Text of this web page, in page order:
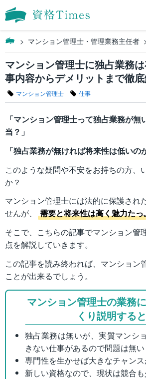
マンション管理士・管理業務主任者
マンション管理士に独占業務
事内容からデメリットまで徹底
マンション管理士 仕事
「マンション管理士って独占業務が無
当？」
「独占業務が無ければ将来性は低いの
このような疑問や不安をお持ちの方、
か？
マンション管理士には法的に保護され
せんが、
需要と将来性は高く魅力た
そこで、こちらの記事でマンション管
点を解説していきます。
この記事を読み終われば、マンション
ことが出来るでしょう。
マンション管理士の業務
くり説明すると
独占業務は無いが、実質マンシ
きない仕事があるので問題は無い
専門性を生かせば大きなチャン
新しい資格なので、現状は競合